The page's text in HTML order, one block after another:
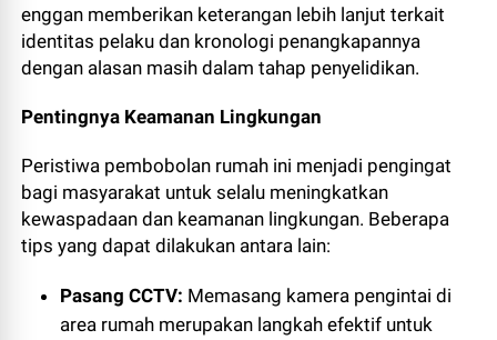
enggan memberikan keterangan lebih lanjut terkait
identitas pelaku dan kronologi penangkapannya
dengan alasan masih dalam tahap penyelidikan.
Pentingnya Keamanan Lingkungan
Peristiwa pembobolan rumah ini menjadi pengingat
bagi masyarakat untuk selalu meningkatkan
kewaspadaan dan keamanan lingkungan. Beberapa
tips yang dapat dilakukan antara lain:
Pasang CCTV: Memasang kamera pengintai di
area rumah merupakan langkah efektif untuk